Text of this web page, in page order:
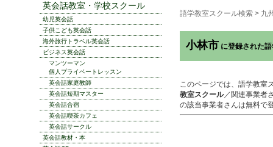
語学教室スクール検索 > 九
小林市 に登録された
このページでは、語学教室
教室スクール／関連事業者
の該当事業者さんは無料で
英会話教室・学校スクール
幼児英会話
子供こども英会話
海外旅行トラベル英会話
ビジネス英会話
マンツーマン
個人プライベートレッスン
英会話家庭教師
英会話短期マスター
英会話合宿
英会話喫茶カフェ
英会話サークル
英会話教材・本